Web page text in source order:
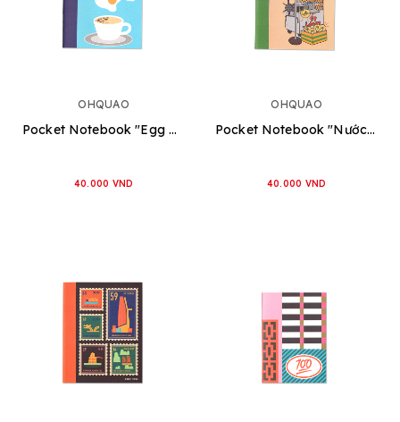
OHQUAO
Pocket Notebook "Egg Coffee"
40.000 VND
OHQUAO
Pocket Notebook "Nước mía"
40.000 VND